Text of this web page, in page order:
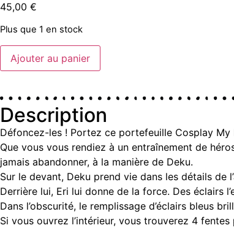
45,00 €
Plus que 1 en stock
Ajouter au panier
Description
Défoncez-les ! Portez ce portefeuille Cosplay
Que vous vous rendiez à un entraînement de
jamais abandonner, à la manière de Deku.
Sur le devant, Deku prend vie dans les détails de
Derrière lui, Eri lui donne de la force. Des éclairs
Dans l’obscurité, le remplissage d’éclairs bleus
Si vous ouvrez l’intérieur, vous trouverez 4